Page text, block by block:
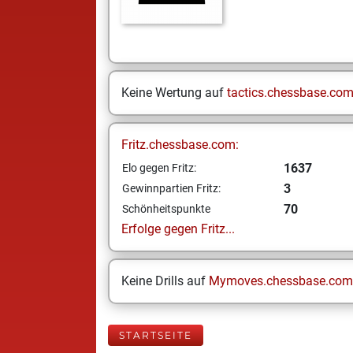
Keine Wertung auf tactics.chessbase.com
Fritz.chessbase.com:
Elo gegen Fritz: 1637
Gewinnpartien Fritz: 3
Schönheitspunkte
70
Erfolge gegen Fritz...
Keine Drills auf Mymoves.chessbase.com
STARTSEITE